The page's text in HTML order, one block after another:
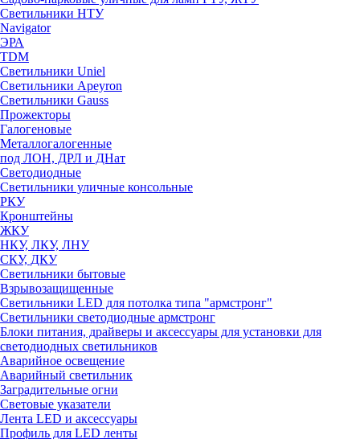
Светильники НТУ
Navigator
ЭРА
TDM
Светильники Uniel
Светильники Apeyron
Светильники Gauss
Прожекторы
Галогеновые
Металлогалогенные
под ЛОН, ДРЛ и ДНат
Светодиодные
Светильники уличные консольные
РКУ
Кронштейны
ЖКУ
НКУ, ЛКУ, ЛНУ
СКУ, ДКУ
Светильники бытовые
Взрывозащищенные
Светильники LED для потолка типа "армстронг"
Светильники светодиодные армстронг
Блоки питания, драйверы и аксессуары для установки для
светодиодных светильников
Аварийное освещение
Аварийный светильник
Заградительные огни
Световые указатели
Лента LED и аксессуары
Профиль для LED ленты